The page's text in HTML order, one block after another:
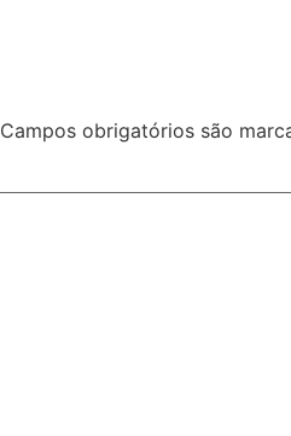
Campos obrigatórios são